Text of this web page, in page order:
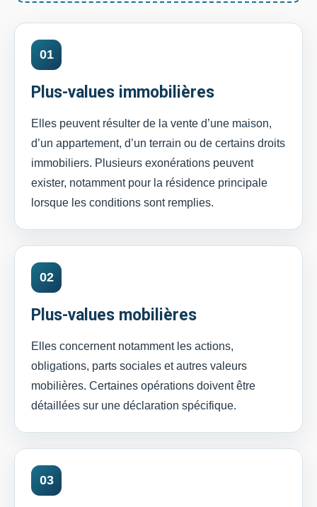
01
Plus-values immobilières
Elles peuvent résulter de la vente d’une maison,
d’un appartement, d’un terrain ou de certains droits
immobiliers. Plusieurs exonérations peuvent
exister, notamment pour la résidence principale
lorsque les conditions sont remplies.
02
Plus-values mobilières
Elles concernent notamment les actions,
obligations, parts sociales et autres valeurs
mobilières. Certaines opérations doivent être
détaillées sur une déclaration spécifique.
03